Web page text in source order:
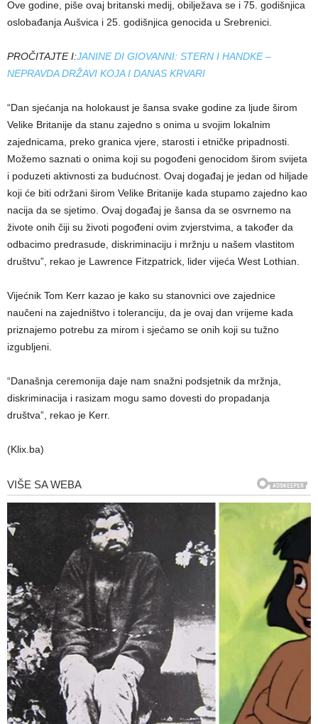
Ove godine, piše ovaj britanski medij, obilježava se i 75. godišnjica
oslobađanja Aušvica i 25. godišnjica genocida u Srebrenici.
PROČITAJTE I:JANINE DI GIOVANNI: STERN I HANDKE –
NEPRAVDA DRŽAVI KOJA I DANAS KRVARI
“Dan sjećanja na holokaust je šansa svake godine za ljude širom
Velike Britanije da stanu zajedno s onima u svojim lokalnim
zajednicama, preko granica vjere, starosti i etničke pripadnosti.
Možemo saznati o onima koji su pogođeni genocidom širom svijeta
i poduzeti aktivnosti za budućnost. Ovaj događaj je jedan od hiljade
koji će biti održani širom Velike Britanije kada stupamo zajedno kao
nacija da se sjetimo. Ovaj događaj je šansa da se osvrnemo na
živote onih čiji su životi pogođeni ovim zvjerstvima, a također da
odbacimo predrasude, diskriminaciju i mržnju u našem vlastitom
društvu”, rekao je Lawrence Fitzpatrick, lider vijeća West Lothian.
Vijećnik Tom Kerr kazao je kako su stanovnici ove zajednice
naučeni na zajedništvo i toleranciju, da je ovaj dan vrijeme kada
priznajemo potrebu za mirom i sjećamo se onih koji su tužno
izgubljeni.
“Današnja ceremonija daje nam snažni podsjetnik da mržnja,
diskriminacija i rasizam mogu samo dovesti do propadanja
društva”, rekao je Kerr.
(Klix.ba)